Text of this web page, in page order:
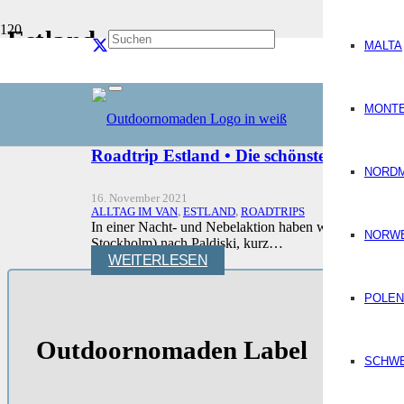
MALTA
POLEN
Estland
Reiseziele
Roadtrip Estland • Die schönste Route
16. November 2021
ALLTAG IM VAN, ESTLAND, ROADTRIPS
In einer Nacht- und Nebelaktion haben wir in unsere
Stockholm) nach Paldiski, kurz…
WEITERLESEN
Outdoornomaden Label